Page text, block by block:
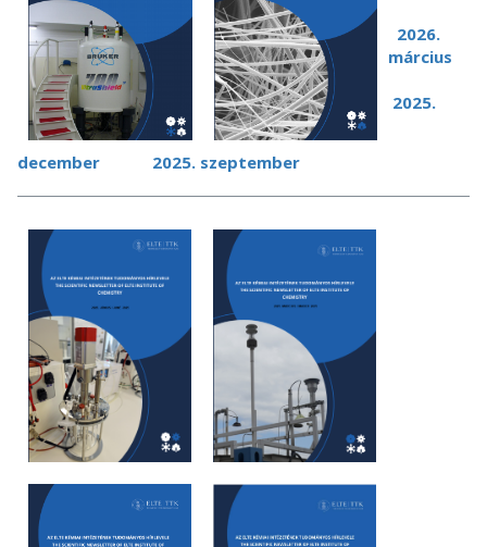
2026.
március
2025.
december 2025. szeptember